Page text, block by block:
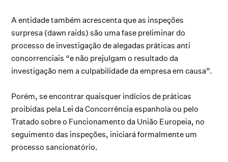
A entidade também acrescenta que as inspeções
surpresa (dawn raids) são uma fase preliminar do
processo de investigação de alegadas práticas anti
concorrenciais “e não prejulgam o resultado da
investigação nem a culpabilidade da empresa em causa”.
Porém, se encontrar quaisquer indícios de práticas
proibidas pela Lei da Concorrência espanhola ou pelo
Tratado sobre o Funcionamento da União Europeia, no
seguimento das inspeções, iniciará formalmente um
processo sancionatório.